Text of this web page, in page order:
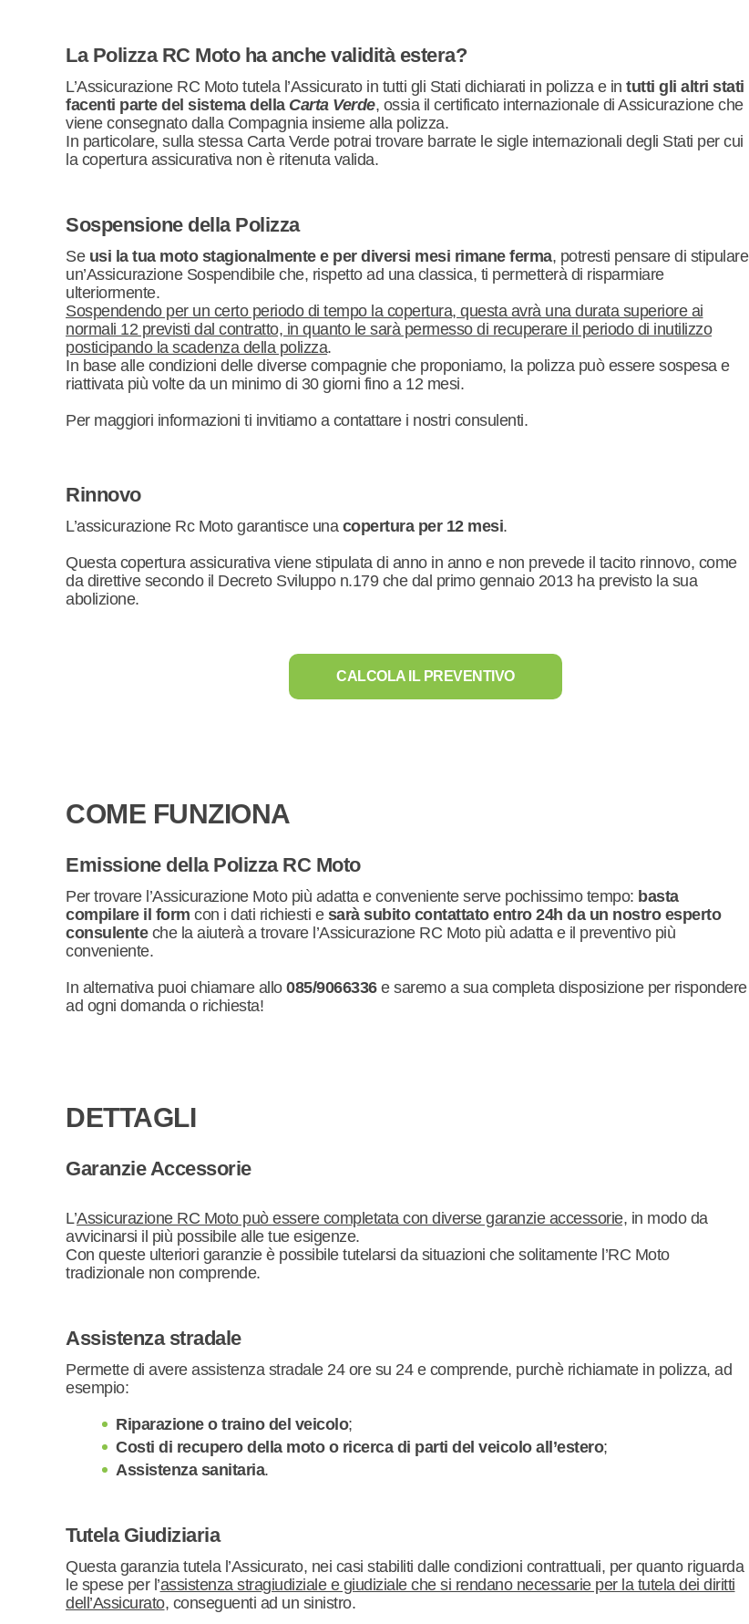
La Polizza RC Moto ha anche validità estera?
L’Assicurazione RC Moto tutela l’Assicurato in tutti gli Stati dichiarati in polizza e in tutti gli altri stati
facenti parte del sistema della Carta Verde, ossia il certificato internazionale di Assicurazione che
viene consegnato dalla Compagnia insieme alla polizza.
In particolare, sulla stessa Carta Verde potrai trovare barrate le sigle internazionali degli Stati per cui
la copertura assicurativa non è ritenuta valida.
Sospensione della Polizza
Se usi la tua moto stagionalmente e per diversi mesi rimane ferma, potresti pensare di stipulare
un’Assicurazione Sospendibile che, rispetto ad una classica, ti permetterà di risparmiare
ulteriormente.
Sospendendo per un certo periodo di tempo la copertura, questa avrà una durata superiore ai
normali 12 previsti dal contratto, in quanto le sarà permesso di recuperare il periodo di inutilizzo
posticipando la scadenza della polizza.
In base alle condizioni delle diverse compagnie che proponiamo, la polizza può essere sospesa e
riattivata più volte da un minimo di 30 giorni fino a 12 mesi.
Per maggiori informazioni ti invitiamo a contattare i nostri consulenti.
Rinnovo
L’assicurazione Rc Moto garantisce una copertura per 12 mesi.
Questa copertura assicurativa viene stipulata di anno in anno e non prevede il tacito rinnovo, come
da direttive secondo il Decreto Sviluppo n.179 che dal primo gennaio 2013 ha previsto la sua
abolizione.
CALCOLA IL PREVENTIVO
COME FUNZIONA
Emissione della Polizza RC Moto
Per trovare l’Assicurazione Moto più adatta e conveniente serve pochissimo tempo: basta
compilare il form con i dati richiesti e sarà subito contattato entro 24h da un nostro esperto
consulenteche la aiuterà a trovare l’Assicurazione RC Moto più adatta e il preventivo più
conveniente.
In alternativa puoi chiamare allo 085/9066336e saremo a sua completa disposizione per rispondere
ad ogni domanda o richiesta!
DETTAGLI
Garanzie Accessorie
L’Assicurazione RC Moto può essere completata con diverse garanzie accessorie, in modo da
avvicinarsi il più possibile alle tue esigenze.
Con queste ulteriori garanzie è possibile tutelarsi da situazioni che solitamente l’RC Moto
tradizionale non comprende.
Assistenza stradale
Permette di avere assistenza stradale 24 ore su 24 e comprende, purchè richiamate in polizza, ad
esempio:
Riparazione o traino del veicolo;
Costi di recupero della moto o ricerca di parti del veicolo all’estero;
Assistenza sanitaria.
Tutela Giudiziaria
Questa garanzia tutela l’Assicurato, nei casi stabiliti dalle condizioni contrattuali, per quanto riguarda
le spese per l’assistenza stragiudiziale e giudiziale che si rendano necessarie per la tutela dei diritti
dell’Assicurato, conseguenti ad un sinistro.